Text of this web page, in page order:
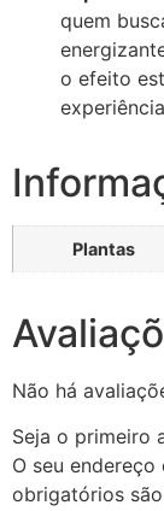
quem
o efeito
Plantas
Não há
Seja o primeiro
O seu
obrigatórios